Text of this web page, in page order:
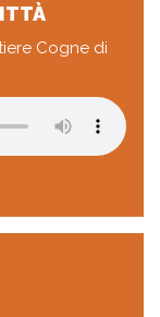
Cogne di